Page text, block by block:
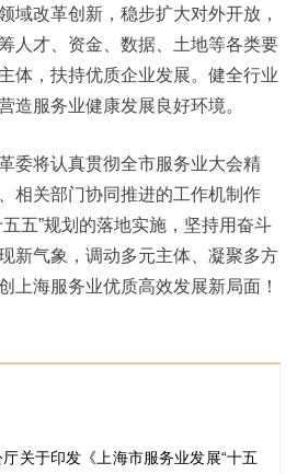
域改革创新，稳步扩大对外开放，
人才、资金、数据、土地等各类要
体，扶持优质企业发展。健全行业
造服务业健康发展良好环境。
将认真贯彻全市服务业大会精
相关部门协同推进的工作机制作
五”规划的落地实施，坚持用奋斗
新气象，调动多元主体、凝聚多方
上海服务业优质高效发展新局面！
厅关于印发《上海市服务业发展“十五